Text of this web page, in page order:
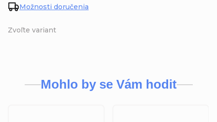
Zvoľte variant
Možnosti doručenia
Mohlo by se Vám hodit